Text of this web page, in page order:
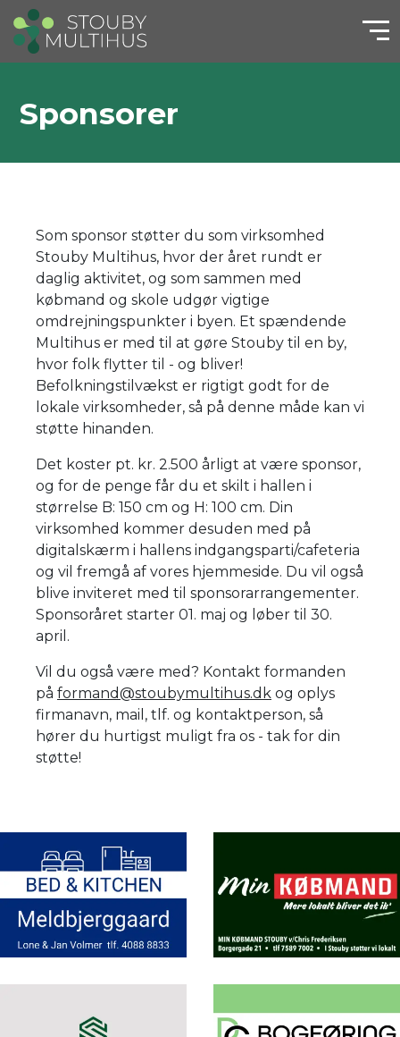
Sponsorer
Som sponsor støtter du som virksomhed
Stouby Multihus, hvor der året rundt er
daglig aktivitet, og som sammen med
købmand og skole udgør vigtige
omdrejningspunkter i byen. Et spændende
Multihus er med til at gøre Stouby til en by,
hvor folk flytter til - og bliver!
Befolkningstilvækst er rigtigt godt for de
lokale virksomheder, så på denne måde kan vi
støtte hinanden.
Det koster pt. kr. 2.500 årligt at være sponsor,
og for de penge får du et skilt i hallen i
størrelse B: 150 cm og H: 100 cm. Din
virksomhed kommer desuden med på
digitalskærm i hallens indgangsparti/cafeteria
og vil fremgå af vores hjemmeside. Du vil også
blive inviteret med til sponsorarrangementer.
Sponsoråret starter 01. maj og løber til 30.
april.
Vil du også være med? Kontakt formanden
på formand@stoubymultihus.dk og oplys
firmanavn, mail, tlf. og kontaktperson, så
hører du hurtigst muligt fra os - tak for din
støtte!